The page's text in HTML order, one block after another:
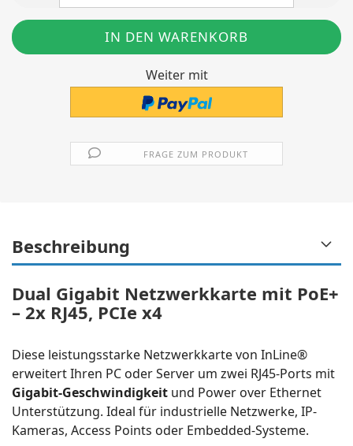
Weiter mit
FRAGE ZUM PRODUKT
Beschreibung
Dual Gigabit Netzwerkkarte mit PoE+
– 2x RJ45, PCIe x4
Diese leistungsstarke Netzwerkkarte von InLine®
erweitert Ihren PC oder Server um zwei RJ45-Ports mit
Gigabit-Geschwindigkeit und Power over Ethernet
Unterstützung. Ideal für industrielle Netzwerke, IP-
Kameras, Access Points oder Embedded-Systeme.